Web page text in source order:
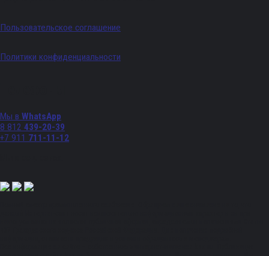
Пользовательское соглашение
Политики конфиденциальности
Мы в WhatsApp
8 812 439-20-39
+7 911 711-11-12